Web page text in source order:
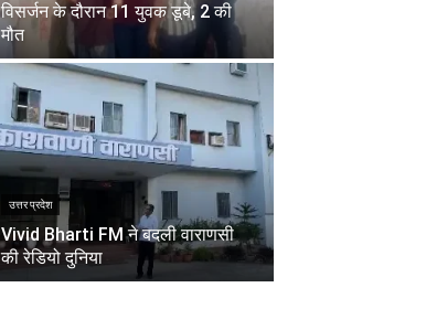
विसर्जन के दौरान 11 युवक डूबे, 2 की
मौत
उत्तर प्रदेश
Vivid Bharti FM ने बदली वाराणसी
की रेडियो दुनिया